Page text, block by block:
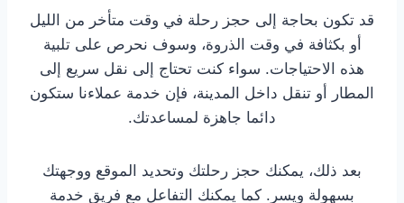
قد تكون بحاجة إلى حجز رحلة في وقت متأخر من الليل
أو بكثافة في وقت الذروة، وسوف نحرص على تلبية
هذه الاحتياجات. سواء كنت تحتاج إلى نقل سريع إلى
المطار أو تنقل داخل المدينة، فإن خدمة عملاءنا ستكون
دائما جاهزة لمساعدتك.
بعد ذلك، يمكنك حجز رحلتك وتحديد الموقع ووجهتك
بسهولة ويسر. كما يمكنك التفاعل مع فريق خدمة